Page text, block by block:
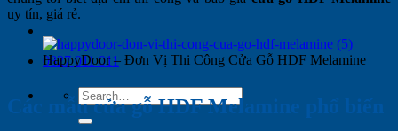
0827 011 011
Search
for:
uy tín, giá rẻ.
HappyDoor – Đơn Vị Thi Công Cửa Gỗ HDF Melamine
Các mẫu cửa gỗ HDF Melamine phổ biến